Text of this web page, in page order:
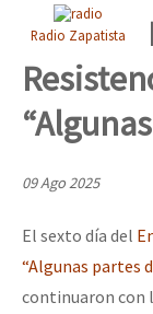
La palabra del EZLN
TEMAS
Chiapas
México
Mundo
EZLN
Dia 5, sessão 1,
Dia 4 – Encontro
Dia 3 do Encontro
Radio Zapatista
09 Ago 2025
El sexto día del
“Algunas partes
continuaron con